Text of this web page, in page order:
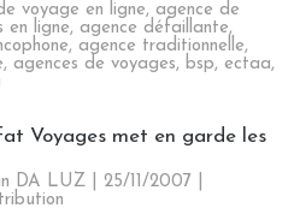
voyage en ligne, agence de
en ligne, agence défaillante,
, agence traditionnelle,
, agences de voyages, bsp, ectaa,
Voyages met en garde les
DA LUZ | 25/11/2007